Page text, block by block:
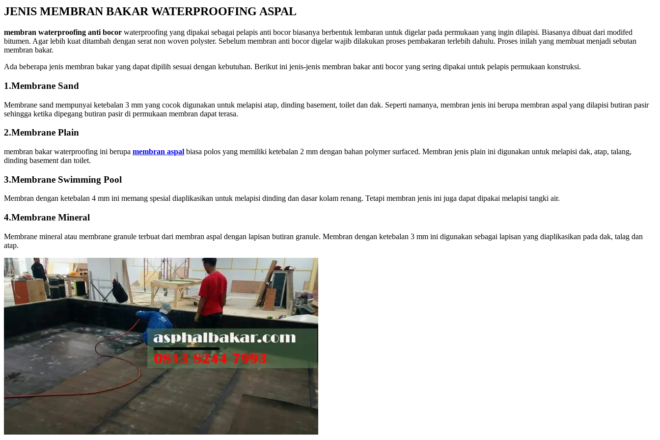
JENIS MEMBRAN BAKAR WATERPROOFING ASPAL
membran waterproofing anti bocor waterproofing yang dipakai sebagai pelapis anti bocor biasanya berbentuk lembaran untuk digelar pada permukaan yang ingin dilapisi. Biasanya dibuat dari modifed
bitumen. Agar lebih kuat ditambah dengan serat non woven polyster. Sebelum membran anti bocor digelar wajib dilakukan proses pembakaran terlebih dahulu. Proses inilah yang membuat menjadi sebutan
membran bakar.
Ada beberapa jenis membran bakar yang dapat dipilih sesuai dengan kebutuhan. Berikut ini jenis-jenis membran bakar anti bocor yang sering dipakai untuk pelapis permukaan konstruksi.
1.Membrane Sand
Membrane sand mempunyai ketebalan 3 mm yang cocok digunakan untuk melapisi atap, dinding basement, toilet dan dak. Seperti namanya, membran jenis ini berupa membran aspal yang dilapisi butiran pasir
sehingga ketika dipegang butiran pasir di permukaan membran dapat terasa.
2.Membrane Plain
membran bakar waterproofing ini berupa membran aspal biasa polos yang memiliki ketebalan 2 mm dengan bahan polymer surfaced. Membran jenis plain ini digunakan untuk melapisi dak, atap, talang,
dinding basement dan toilet.
3.Membrane Swimming Pool
Membran dengan ketebalan 4 mm ini memang spesial diaplikasikan untuk melapisi dinding dan dasar kolam renang. Tetapi membran jenis ini juga dapat dipakai melapisi tangki air.
4.Membrane Mineral
Membrane mineral atau membrane granule terbuat dari membran aspal dengan lapisan butiran granule. Membran dengan ketebalan 3 mm ini digunakan sebagai lapisan yang diaplikasikan pada dak, talag dan
atap.